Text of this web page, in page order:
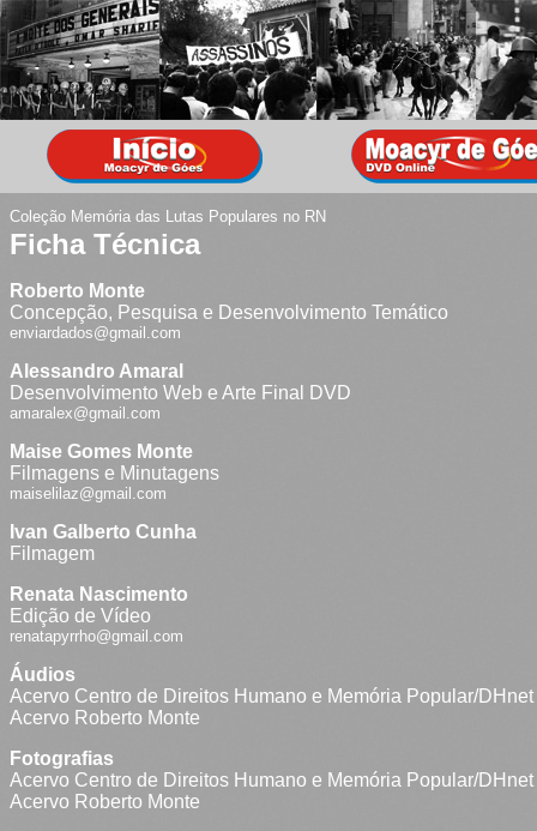
Coleção Memória das Lutas Populares no RN
Ficha Técnica
Roberto Monte
Concepção, Pesquisa e Desenvolvimento Temático
enviardados@gmail.com
Alessandro Amaral
Desenvolvimento Web e Arte Final DVD
amaralex@gmail.com
Maise Gomes Monte
Filmagens e Minutagens
maiselilaz@gmail.com
Ivan Galberto Cunha
Filmagem
Renata Nascimento
Edição de Vídeo
renatapyrrho@gmail.com
Áudios
Acervo Centro de Direitos Humano e Memória Popular/DHnet
Acervo Roberto Monte
Fotografias
Acervo Centro de Direitos Humano e Memória Popular/DHnet
Acervo Roberto Monte